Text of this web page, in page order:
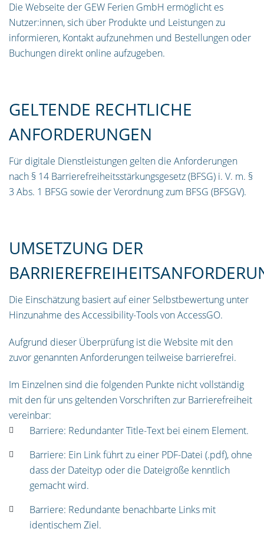
Die Webseite der GEW Ferien GmbH ermöglicht es
Nutzer:innen, sich über Produkte und Leistungen zu
informieren, Kontakt aufzunehmen und Bestellungen oder
Buchungen direkt online aufzugeben.
GELTENDE RECHTLICHE
ANFORDERUNGEN
Für digitale Dienstleistungen gelten die Anforderungen
nach § 14 Barrierefreiheitsstärkungsgesetz (BFSG) i. V. m. §
3 Abs. 1 BFSG sowie der Verordnung zum BFSG (BFSGV).
UMSETZUNG DER
Die Einschätzung basiert auf einer Selbstbewertung unter
Hinzunahme des Accessibility-Tools von AccessGO.
Aufgrund dieser Überprüfung ist die Website mit den
zuvor genannten Anforderungen teilweise barrierefrei.
Im Einzelnen sind die folgenden Punkte nicht vollständig
mit den für uns geltenden Vorschriften zur Barrierefreiheit
vereinbar:
Barriere: Redundanter Title-Text bei einem Element.
Barriere: Ein Link führt zu einer PDF-Datei (.pdf), ohne
dass der Dateityp oder die Dateigröße kenntlich
gemacht wird.
Barriere: Redundante benachbarte Links mit
identischem Ziel.